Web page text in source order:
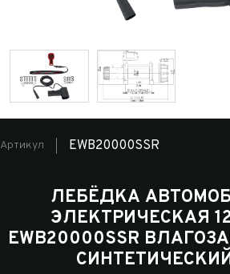
Артикул EWB20000SSR
ЛЕБЁДКА
ЭЛЕКТРИЧЕСКАЯ
EWB20000SSR